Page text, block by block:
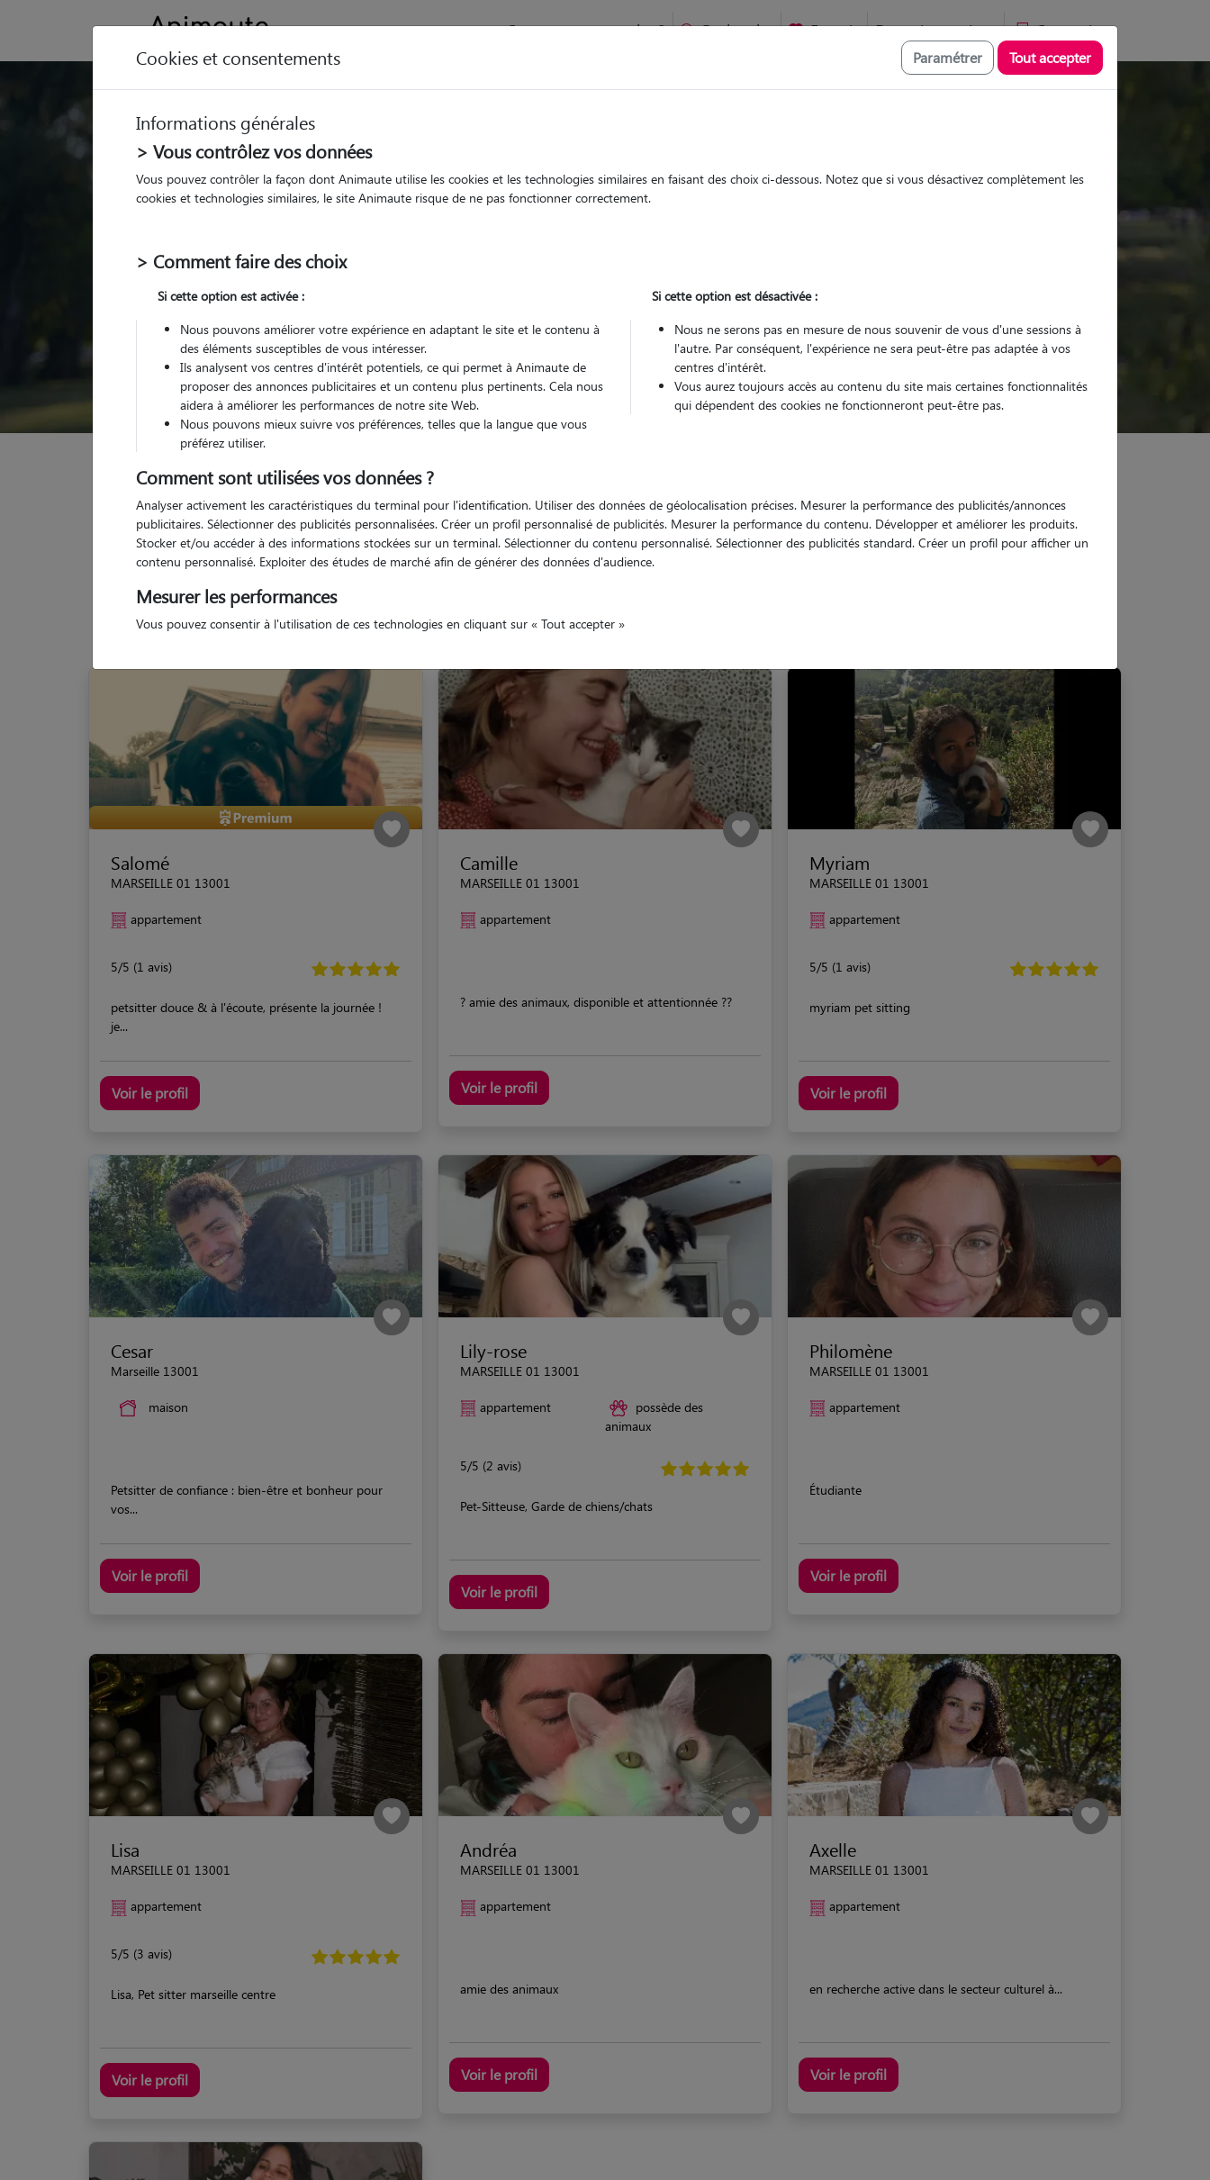
Comment ça marche ? Recherche Favoris Devenir pet sitter Connexion
Trouvez votre gardien idéal !
Parmi nospet sitters vérifiés chez le Pet Sitter
chez le Pet Sitter Visites
Visites
Pour quel animal ?
Trouver mon Pet Sitter
Garde animaux France Provence Alpes Côte d'Azur
Salomé
MARSEILLE 01 13001
appartement
5/5 (1 avis)
petsitter douce & à l'écoute, présente la journée !
je...
Voir le profil
Camille
MARSEILLE 01 13001
appartement
? amie des animaux, disponible et attentionnée ??
Voir le profil
Myriam
MARSEILLE 01 13001
appartement
5/5 (1 avis)
myriam pet sitting
Voir le profil
Cesar
Marseille 13001
maison
Petsitter de confiance : bien-être et bonheur pour
vos...
Voir le profil
Lily-rose
MARSEILLE 01 13001
appartement
possède des
animaux
5/5 (2 avis)
Pet-Sitteuse, Garde de chiens/chats
Voir le profil
Philomène
MARSEILLE 01 13001
appartement
Étudiante
Voir le profil
Lisa
MARSEILLE 01 13001
appartement
5/5 (3 avis)
Lisa, Pet sitter marseille centre
Voir le profil
Andréa
MARSEILLE 01 13001
appartement
amie des animaux
Voir le profil
Axelle
MARSEILLE 01 13001
appartement
en recherche active dans le secteur culturel à...
Voir le profil
Cookies et consentements Paramétrer Tout accepter
Informations générales
> Vous contrôlez vos données
Vous pouvez contrôler la façon dont Animaute utilise les cookies et les technologies similaires en faisant des choix ci-dessous. Notez que si vous désactivez complètement les
cookies et technologies similaires, le site Animaute risque de ne pas fonctionner correctement.
> Comment faire des choix
Si cette option est activée :
Nous pouvons améliorer votre expérience en adaptant le site et le contenu à
des éléments susceptibles de vous intéresser.
Ils analysent vos centres d'intérêt potentiels, ce qui permet à Animaute de
proposer des annonces publicitaires et un contenu plus pertinents. Cela nous
aidera à améliorer les performances de notre site Web.
Nous pouvons mieux suivre vos préférences, telles que la langue que vous
préférez utiliser.
Si cette option est désactivée :
Nous ne serons pas en mesure de nous souvenir de vous d'une sessions à
l'autre. Par conséquent, l'expérience ne sera peut-être pas adaptée à vos
centres d'intérêt.
Vous aurez toujours accès au contenu du site mais certaines fonctionnalités
qui dépendent des cookies ne fonctionneront peut-être pas.
Comment sont utilisées vos données ?
Analyser activement les caractéristiques du terminal pour l'identification. Utiliser des données de géolocalisation précises. Mesurer la performance des publicités/annonces
publicitaires. Sélectionner des publicités personnalisées. Créer un profil personnalisé de publicités. Mesurer la performance du contenu. Développer et améliorer les produits.
Stocker et/ou accéder à des informations stockées sur un terminal. Sélectionner du contenu personnalisé. Sélectionner des publicités standard. Créer un profil pour afficher un
contenu personnalisé. Exploiter des études de marché afin de générer des données d'audience.
Mesurer les performances
Vous pouvez consentir à l'utilisation de ces technologies en cliquant sur « Tout accepter »